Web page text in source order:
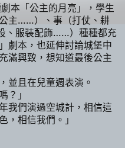
本「公主的月亮」，學生
主……）、事（打仗、耕
、服裝配飾……）種種都充
劇本，也延伸討論城堡中
滿興致，想知道最後公主
並且在兒童週表演。
？」
我們演過空城計，相信這
，相信我們。」